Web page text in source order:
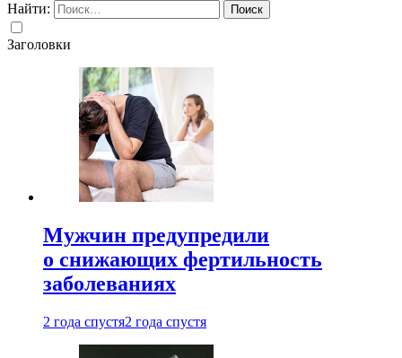
Найти:
Заголовки
Мужчин предупредили
о снижающих фертильность
заболеваниях
2 года спустя2 года спустя